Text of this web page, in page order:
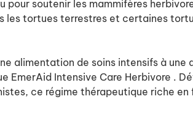
soutenir les mammifères
tortues terrestres et certaines
alimentation de soins intensifs à
Intensive Care Herbivore .
ce régime thérapeutique riche